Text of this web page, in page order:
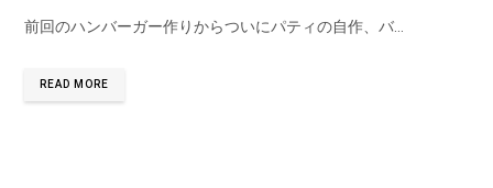
前回のハンバーガー作りからついにパティの自作、バ…
READ MORE